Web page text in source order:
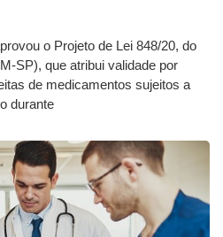
o Projeto de Lei 848/20, do
SP), que atribui validade por
de medicamentos sujeitos a
durante